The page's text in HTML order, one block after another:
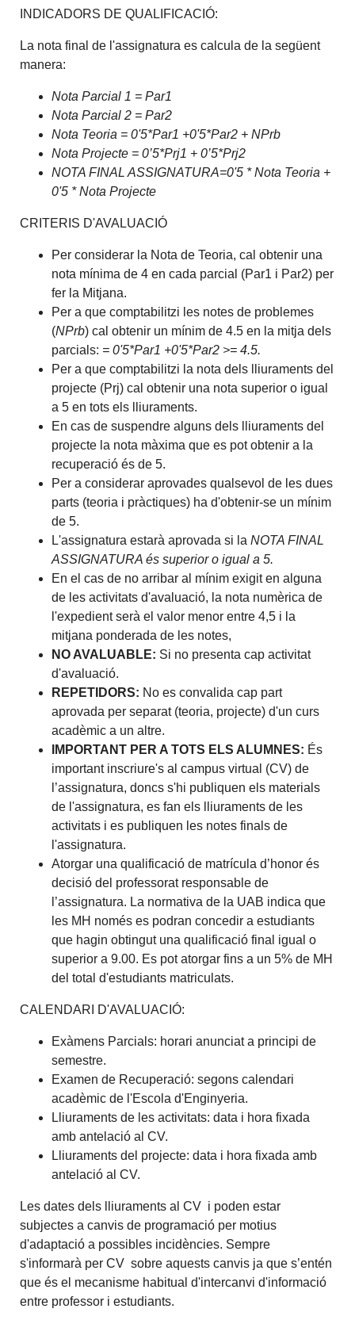
INDICADORS DE QUALIFICACIÓ:
La nota final de l'assignatura es calcula de la següent
manera:
Nota Parcial 1 = Par1
Nota Parcial 2 = Par2
Nota Teoria = 0'5*Par1 +0'5*Par2 + NPrb
Nota Projecte = 0’5*Prj1 + 0’5*Prj2
NOTA FINAL ASSIGNATURA=0'5 * Nota Teoria +
0'5 * Nota Projecte
CRITERIS D'AVALUACIÓ
Per considerar la Nota de Teoria, cal obtenir una
nota mínima de 4 en cada parcial (Par1 i Par2) per
fer la Mitjana.
Per a que comptabilitzi les notes de problemes
(NPrb) cal obtenir un mínim de 4.5 en la mitja dels
parcials: = 0'5*Par1 +0'5*Par2 >= 4.5.
Per a que comptabilitzi la nota dels lliuraments del
projecte (Prj) cal obtenir una nota superior o igual
a 5 en tots els lliuraments.
En cas de suspendre alguns dels lliuraments del
projecte la nota màxima que es pot obtenir a la
recuperació és de 5.
Per a considerar aprovades qualsevol de les dues
parts (teoria i pràctiques) ha d'obtenir-se un mínim
de 5.
L'assignatura estarà aprovada si laNOTA FINAL
ASSIGNATURA és superior o igual a 5.
En el cas de no arribar al mínim exigit en alguna
de les activitats d'avaluació, la nota numèrica de
l'expedient serà el valor menor entre 4,5 i la
mitjana ponderada de les notes,
NO AVALUABLE: Si no presenta cap activitat
d'avaluació.
REPETIDORS: No es convalida cap part
aprovada per separat (teoria, projecte) d'un curs
acadèmic a un altre.
IMPORTANT PER A TOTS ELS ALUMNES: És
important inscriure's al campus virtual (CV) de
l’assignatura, doncs s'hi publiquen els materials
de l'assignatura, es fan els lliuraments de les
activitats i es publiquen les notes finals de
l'assignatura.
Atorgar una qualificació de matrícula d’honor és
decisió del professorat responsable de
l’assignatura. La normativa de la UAB indica que
les MH només es podran concedir a estudiants
que hagin obtingut una qualificació final igual o
superior a 9.00. Es pot atorgar fins a un 5% de MH
del total d'estudiants matriculats.
CALENDARI D'AVALUACIÓ:
Exàmens Parcials: horari anunciat a principi de
semestre.
Examen de Recuperació: segons calendari
acadèmic de l'Escola d'Enginyeria.
Lliuraments de les activitats: data i hora fixada
amb antelació al CV.
Lliuraments del projecte: data i hora fixada amb
antelació al CV.
Les dates dels lliuraments al CV i poden estar
subjectes a canvis de programació per motius
d'adaptació a possibles incidències. Sempre
s'informarà per CV sobre aquests canvis ja que s’entén
que és el mecanisme habitual d'intercanvi d'informació
entre professor i estudiants.